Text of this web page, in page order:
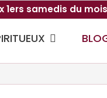
samedis du mois